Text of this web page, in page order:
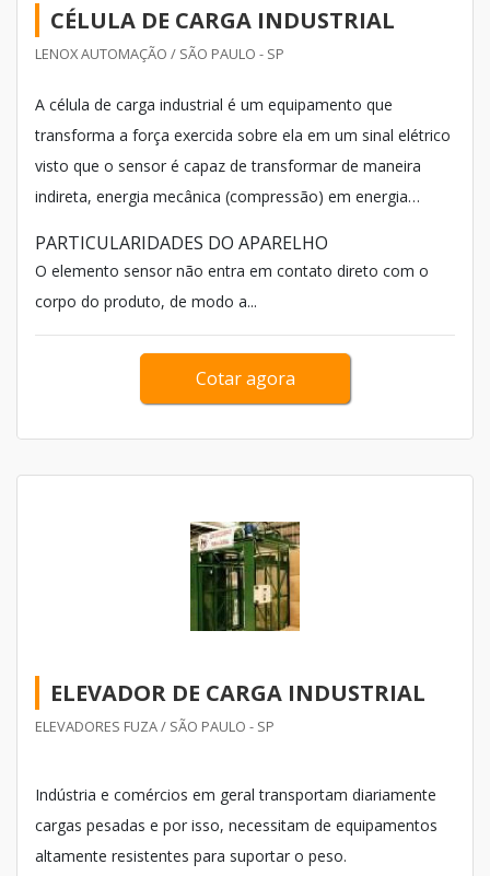
CÉLULA DE CARGA INDUSTRIAL
LENOX AUTOMAÇÃO / SÃO PAULO - SP
A célula de carga industrial é um equipamento que
transforma a força exercida sobre ela em um sinal elétrico
visto que o sensor é capaz de transformar de maneira
indireta, energia mecânica (compressão) em energia
PARTICULARIDADES DO APARELHO
O elemento sensor não entra em contato direto com o
corpo do produto, de modo a...
Cotar agora
ELEVADOR DE CARGA INDUSTRIAL
ELEVADORES FUZA / SÃO PAULO - SP
Indústria e comércios em geral transportam diariamente
cargas pesadas e por isso, necessitam de equipamentos
altamente resistentes para suportar o peso.